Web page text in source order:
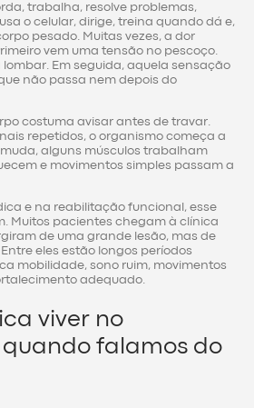
trabalha, resolve problemas,
o celular, dirige, treina quando dá e,
pesado. Muitas vezes, a dor
vem uma tensão no pescoço.
lombar. Em seguida, aquela sensação
não passa nem depois do
costuma avisar antes de travar.
repetidos, o organismo começa a
alguns músculos trabalham
e movimentos simples passam a
e na reabilitação funcional, esse
Muitos pacientes chegam à clínica
de uma grande lesão, mas de
eles estão longos períodos
mobilidade, sono ruim, movimentos
adequado.
viver no
falamos do